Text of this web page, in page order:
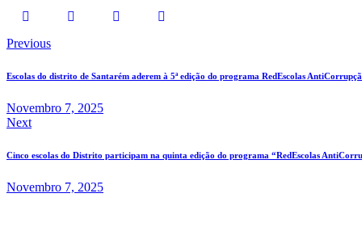
Navegação
de
Previous
Escolas do distrito de Santarém aderem à 5ª edição do programa RedEscolas
Novembro 7, 2025
Next
Cinco escolas do Distrito participam na quinta edição do programa “RedEscolas
Novembro 7, 2025